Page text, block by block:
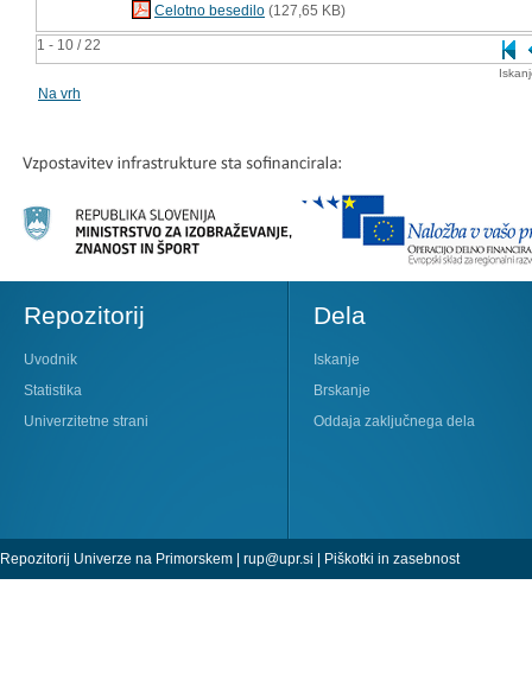
1 - 10 / 22
Celotno besedilo (127,65 KB)
Na vrh
Repozitorij
Uvodnik
Statistika
Univerzitetne strani
Dela
Iskanje
Brskanje
Oddaja zaključnega dela
Repozitorij Univerze na Primorskem | rup@upr.si | Piškotki in zasebnost